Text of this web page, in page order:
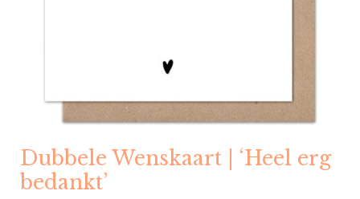
Dubbele Wenskaart | ‘Heel erg
bedankt’